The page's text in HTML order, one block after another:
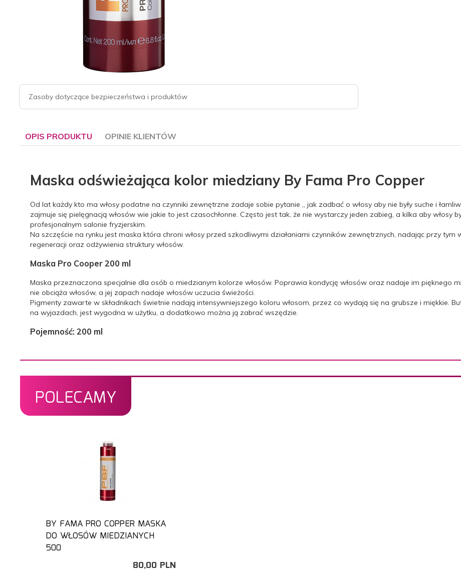
Zasoby dotyczące bezpieczeństwa i produktów
OPIS PRODUKTU OPINIE KLIENTÓW
Maska odświeżająca kolor miedziany By Fama Pro Copper
Od lat każdy kto ma włosy podatne na czynniki zewnętrzne zadaje sobie pytanie „ jak zadbać o włosy aby nie były suche i
zajmuje się pielęgnacją włosów wie jakie to jest czasochłonne. Często jest tak, że nie wystarczy jeden zabieg, a kilka aby włosy
profesjonalnym salonie fryzjerskim.
Na szczęście na rynku jest maska która chroni włosy przed szkodliwymi działaniami czynników zewnętrznych, nadając przy
regeneracji oraz odżywienia struktury włosów.
Maska Pro Cooper 200 ml
Maska przeznaczona specjalnie dla osób o miedzianym kolorze włosów. Poprawia kondycję włosów oraz nadaje im pięknego
nie obciąża włosów, a jej zapach nadaje włosów uczucia świeżości.
Pigmenty zawarte w składnikach świetnie nadają intensywniejszego koloru włosom, przez co wydają się na grubsze i miękkie.
na wyjazdach, jest wygodna w użytku, a dodatkowo można ją zabrać wszędzie.
Pojemność: 200 ml
POLECAMY
BY FAMA PRO COPPER MASKA
DO WŁOSÓW MIEDZIANYCH
500
80,00 PLN